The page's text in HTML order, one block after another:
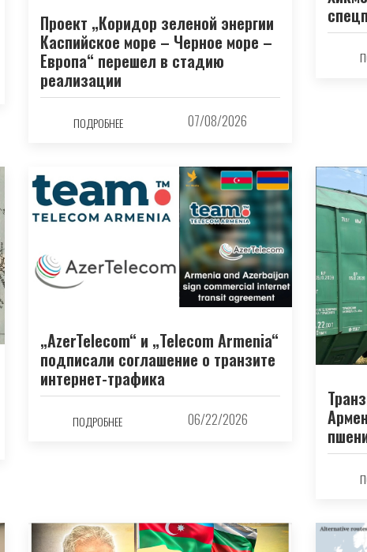
Проект „Коридор зеленой энергии
Каспийское море – Черное море –
Европа“ перешел в стадию
реализации
ПОДРОБНЕЕ 07/08/2026
„AzerTelecom“ и „Telecom Armenia“
подписали соглашение о транзите
интернет-трафика
ПОДРОБНЕЕ 06/22/2026